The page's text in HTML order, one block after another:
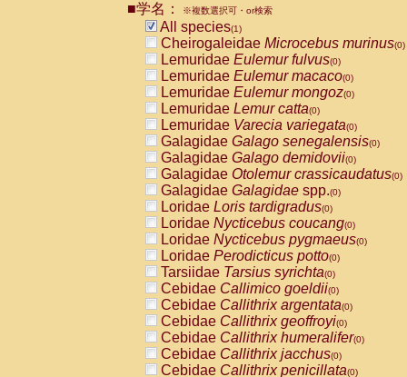
CebidaeCebus nigrivittatus
CebidaeCebus
CebidaeSaimiri boliviensis(0)
CebidaeSaimiri sciureus(0)
AtelidaeAlouatta caraya(0)
AtelidaeAlouatta fusca(0)
AtelidaeAlouatta seniculus
AtelidaeAlouattaspp.(0)
AtelidaeAteles belzebuth(0)
AtelidaeAteles geoffroyi(0)
AtelidaeAteles paniscus(0)
AtelidaeAtelesspp.(0)
Atelidae Lagothrix lagothricha
AtelidaeLagothrix lagothricha cana
PitheciidaeCacajao calvus
PitheciidaeCallicebus cupreus
PitheciidaeCallicebus donacophilus
PitheciidaeCallicebus moloch
PitheciidaeCallicebus torquatus
PitheciidaeCallicebusspp.(0)
PitheciidaeChiropotes satanas(0)
PitheciidaePithecia monachus
PitheciidaePithecia pithecia(0)
■学名： ※複数選択可・or検索
All species(1)
Cheirogaleidae Microcebus murinus(0)
Lemuridae Eulemur fulvus(0)
Lemuridae Eulemur macaco(0)
Lemuridae Eulemur mongoz(0)
Lemuridae Lemur catta(0)
Lemuridae Varecia variegata(0)
Galagidae Galago senegalensis(0)
Galagidae Galago demidovii(0)
Galagidae Otolemur crassicaudatus(0)
Galagidae Galagidae spp.(0)
Loridae Loris tardigradus(0)
Loridae Nycticebus coucang(0)
Loridae Nycticebus pygmaeus(0)
Loridae Perodicticus potto(0)
Tarsiidae Tarsius syrichta(0)
Cebidae Callimico goeldii(0)
Cebidae Callithrix argentata(0)
Cebidae Callithrix geoffroyi(0)
Cebidae Callithrix humeralifer(0)
Cebidae Callithrix jacchus(0)
Cebidae Callithrix penicillata(0)